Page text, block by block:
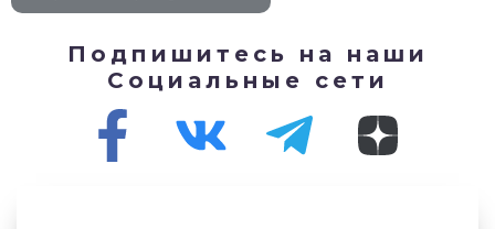
Подпишитесь на наши
Социальные сети